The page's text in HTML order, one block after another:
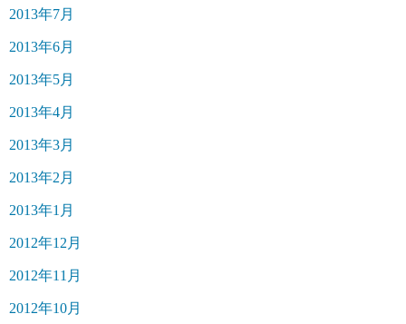
2013年7月
2013年6月
2013年5月
2013年4月
2013年3月
2013年2月
2013年1月
2012年12月
2012年11月
2012年10月